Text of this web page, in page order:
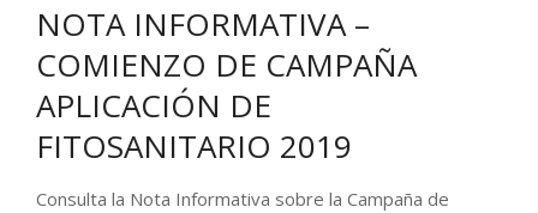
NOTA INFORMATIVA –
COMIENZO DE CAMPAÑA
APLICACIÓN DE
FITOSANITARIO 2019
Consulta la Nota Informativa sobre la Campaña de